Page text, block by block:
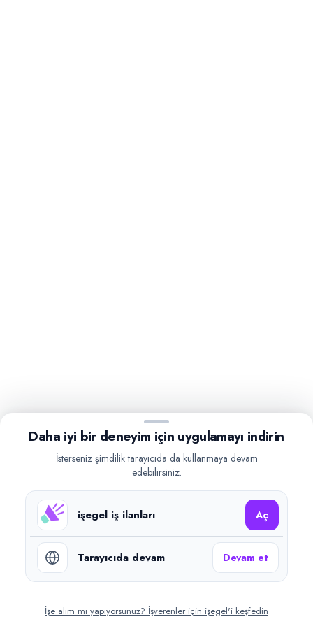
Daha iyi bir deneyim için uygulamayı indirin
İsterseniz şimdilik tarayıcıda da kullanmaya devam
edebilirsiniz.
işegel iş ilanları Aç
Tarayıcıda devam Devam et
İşe alım mı yapıyorsunuz? İşverenler için işegel'i keşfedin